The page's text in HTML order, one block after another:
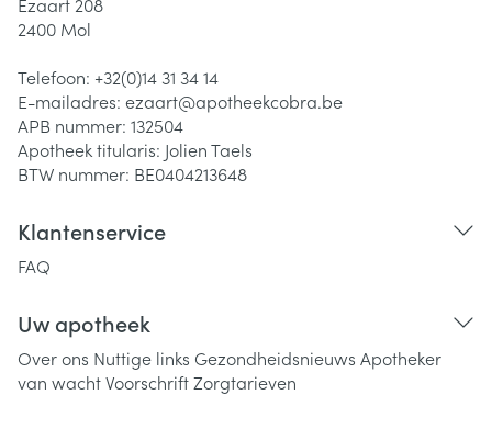
2400 Mol
Telefoon: +32(0)14 31 34 14
E-mailadres: ezaart@apotheekcobra.be
APB nummer: 132504
Apotheek titularis: Jolien Taels
BTW nummer: BE0404213648
Klantenservice
FAQ
Uw apotheek
Over ons Nuttige links Gezondheidsnieuws Apotheker
van wachtVoorschriftZorgtarieven